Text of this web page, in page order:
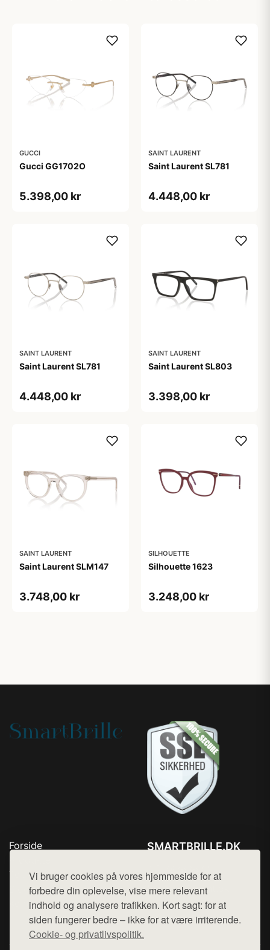
Vi bruger cookies på vores hjemmeside for at
forbedre din oplevelse, vise mere relevant
indhold og analysere trafikken. Kort sagt: for at
siden fungerer bedre – ikke for at være irriterende.
Cookie- og privatlivspolitik.
GUCCI
Gucci GG1702O
5.398,00 kr
SAINT LAURENT
Saint Laurent SL781
4.448,00 kr
SAINT LAURENT
Saint Laurent SL781
4.448,00 kr
SAINT LAURENT
Saint Laurent SL803
3.398,00 kr
SAINT LAURENT
Saint Laurent SLM147
3.748,00 kr
SILHOUETTE
Silhouette 1623
3.248,00 kr
Forside
Top Rabatter
Blog
Kontakt
SMARTBRILLE.DK
Mail: hej@want.dk
Cookie- og privatlivspolitik